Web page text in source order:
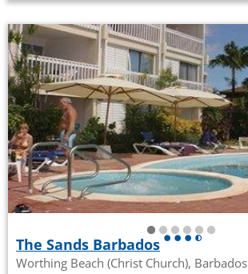
The Sands Barbados
Worthing Beach (Christ Church), Barbados